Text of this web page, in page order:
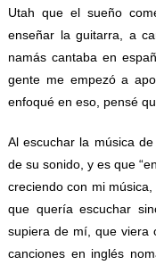
Utah que el sueño
enseñar la guitarra, a
namás cantaba en
gente me empezó a
enfoqué en eso, pensé
Al escuchar la música
de su sonido, y es que
creciendo con mi
que quería escuchar
supiera de mí, que viera
canciones en inglés